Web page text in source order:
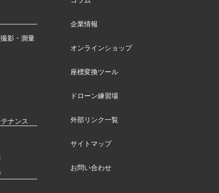
影・測量
ナンス
企業情報
オンラインショップ
座標変換ツール
ドローン練習場
外部リンク一覧
サイトマップ
お問い合わせ